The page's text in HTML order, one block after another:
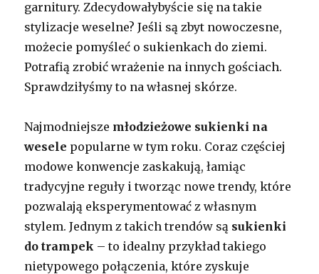
garnitury. Zdecydowałybyście się na takie
stylizacje weselne? Jeśli są zbyt nowoczesne,
możecie pomyśleć o sukienkach do ziemi.
Potrafią zrobić wrażenie na innych gościach.
Sprawdziłyśmy to na własnej skórze.
Najmodniejsze młodzieżowe sukienki na
wesele popularne w tym roku. Coraz częściej
modowe konwencje zaskakują, łamiąc
tradycyjne reguły i tworząc nowe trendy, które
pozwalają eksperymentować z własnym
stylem. Jednym z takich trendów są sukienki
do trampek – to idealny przykład takiego
nietypowego połączenia, które zyskuje